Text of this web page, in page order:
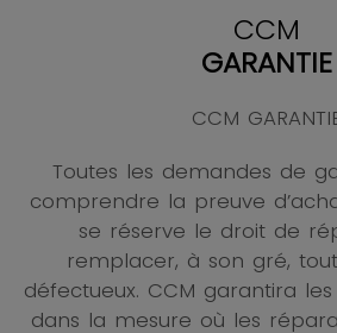
CCM
GARANTIE
CCM
Toutes les demandes de
comprendre la preuve
se réserve le droit de
remplacer, à son gré,
défectueux. CCM garantira
dans la mesure où les